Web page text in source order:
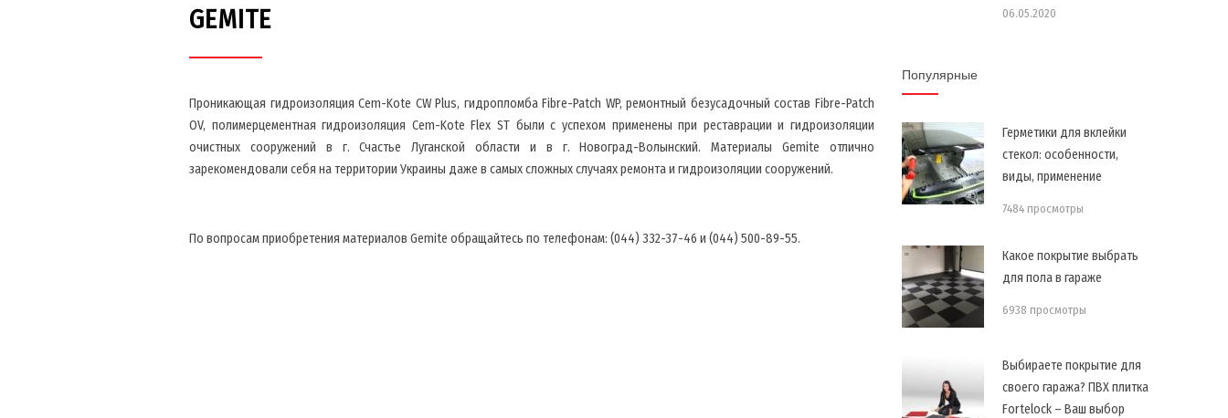
GEMITE
Проникающая гидроизоляция Cem-Kote CW Plus, гидропломба Fibre-Patch WP, ремонтный безусадочный состав Fibre-Patch
OV, полимерцементная гидроизоляция Cem-Kote Flex ST были с успехом применены при реставрации и гидроизоляции
очистных сооружений в г. Счастье Луганской области и в г. Новоград-Волынский. Материалы Gemite отлично
зарекомендовали себя на территории Украины даже в самых сложных случаях ремонта и гидроизоляции сооружений.
По вопросам приобретения материалов Gemite обращайтесь по телефонам: (044) 332-37-46 и (044) 500-89-55.
06.05.2020
Популярные
Герметики для вклейки
стекол: особенности,
виды, применение
7484 просмотры
Какое покрытие выбрать
для пола в гараже
6938 просмотры
Выбираете покрытие для
своего гаража? ПВХ плитка
Fortelock – Ваш выбор